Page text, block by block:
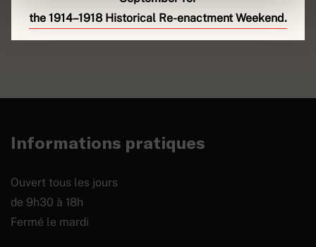
the 1914–1918 Historical Re-enactment Weekend.
Prothèse d’avant-bras
Informations pratiques
Ouvert tous les jours
de 9h30 à 18h
Fermé le mardi